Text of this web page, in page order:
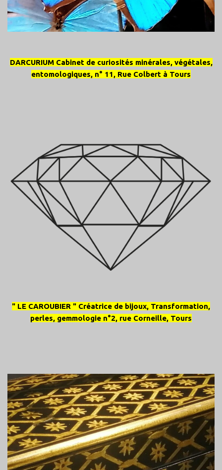
DARCURIUM Cabinet de curiosités minérales, végétales,
entomologiques, n° 11, Rue Colbert à Tours
" LE CAROUBIER " Créatrice de bijoux, Transformation,
perles, gemmologie n°2, rue Corneille, Tours